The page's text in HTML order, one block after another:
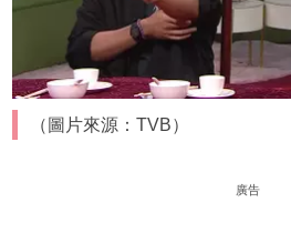
（圖片來源：TVB）
廣告